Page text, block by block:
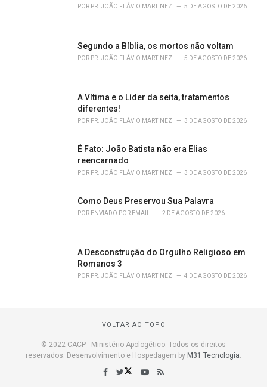
POR PR. JOÃO FLÁVIO MARTINEZ 5 DE AGOSTO DE 2026
Segundo a Bíblia, os mortos não voltam
POR PR. JOÃO FLÁVIO MARTINEZ 5 DE AGOSTO DE 2026
A Vítima e o Líder da seita, tratamentos
diferentes!
POR PR. JOÃO FLÁVIO MARTINEZ 3 DE AGOSTO DE 2026
É Fato: João Batista não era Elias
reencarnado
POR PR. JOÃO FLÁVIO MARTINEZ 3 DE AGOSTO DE 2026
Como Deus Preservou Sua Palavra
POR ENVIADO POR EMAIL 2 DE AGOSTO DE 2026
A Desconstrução do Orgulho Religioso em
Romanos 3
POR PR. JOÃO FLÁVIO MARTINEZ 4 DE AGOSTO DE 2026
VOLTAR AO TOPO
© 2022 CACP - Ministério Apologético. Todos os direitos
reservados. Desenvolvimento e Hospedagem by M31 Tecnologia.